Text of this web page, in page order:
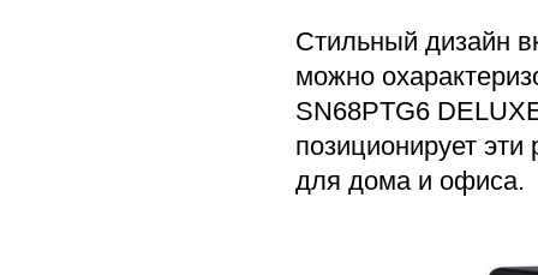
Стильный дизайн
можно
SN68PTG6
позиционирует
для дома и офиса.